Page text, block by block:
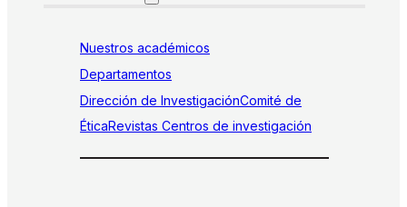
Nuestros académicos
Departamentos
Dirección de InvestigaciónComité de
ÉticaRevistas Centros de investigación